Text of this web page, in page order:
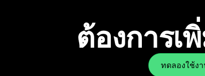
ต้องการเ
ทดลองใช้ง